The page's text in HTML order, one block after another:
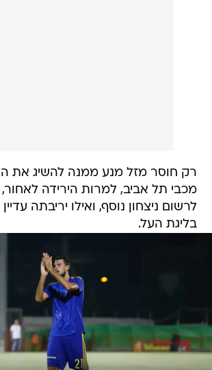
רק חוסר מזל מנע ממנה להשיג את
מכבי תל אביב, למרות הירידה
לרשום ניצחון נוסף, ואילו יריבתה
בליגת העל.